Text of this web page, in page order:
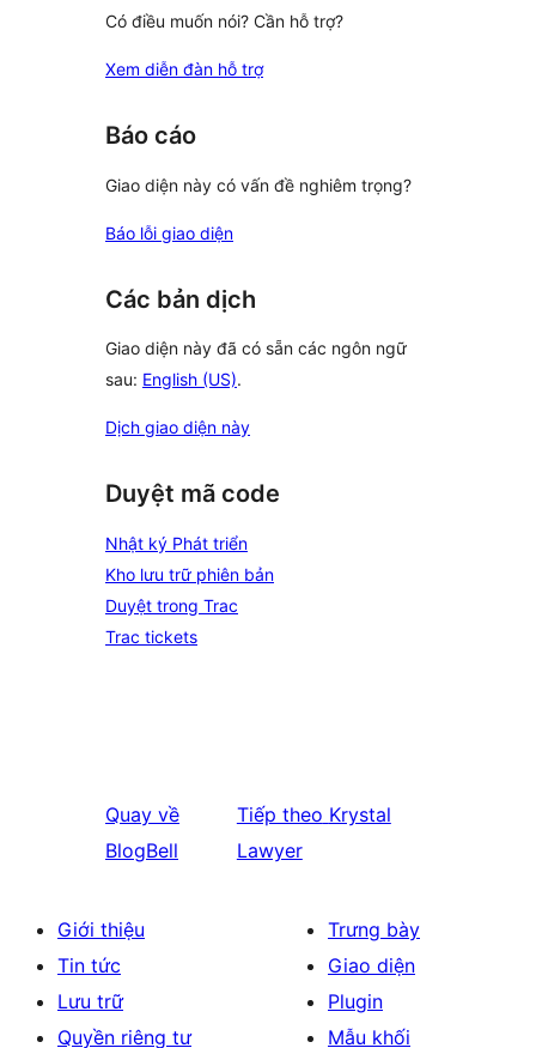
Có điều muốn nói? Cần hỗ trợ?
Xem diễn đàn hỗ trợ
Báo cáo
Giao diện này có vấn đề nghiêm trọng?
Báo lỗi giao diện
Các bản dịch
Giao diện này đã có sẵn các ngôn ngữ
sau: English (US).
Dịch giao diện này
Duyệt mã code
Nhật ký Phát triển
Kho lưu trữ phiên bản
Duyệt trong Trac
Trac tickets
Quay về
BlogBell
Tiếp theo Krystal
Lawyer
Giới thiệu
Tin tức
Lưu trữ
Quyền riêng tư
Trưng bày
Giao diện
Plugin
Mẫu khối